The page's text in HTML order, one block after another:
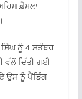
ਫ਼ੈਸਲਾ
ਨੂੰ 4 ਸਤੰਬਰ
ਵੱਲੋਂ ਦਿੱਤੀ ਗਈ
ਉਸ ਨੂੰ ਪੈਂਡਿੰਗ